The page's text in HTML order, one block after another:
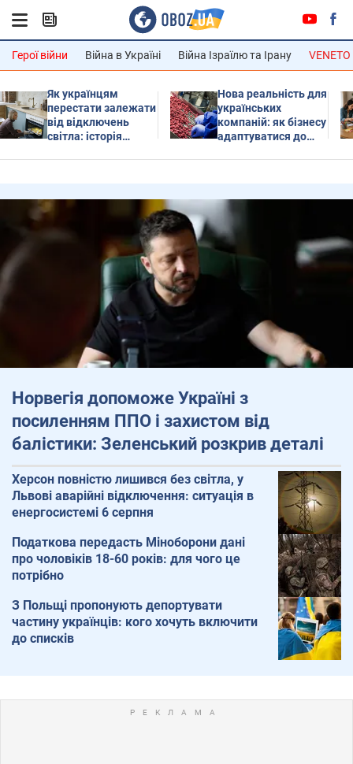
Герої війни Війна в Україні Війна Ізраїлю та Ірану VENETO
Як українцям
перестати залежати
від відключень
світла: історія
Нова реальність для
українських
компаній: як бізнесу
адаптуватися до
Норвегія допоможе Україні з
посиленням ППО і захистом від
балістики: Зеленський розкрив деталі
Херсон повністю лишився без світла, у
Львові аварійні відключення: ситуація в
енергосистемі 6 серпня
Податкова передасть Міноборони дані
про чоловіків 18-60 років: для чого це
потрібно
З Польщі пропонують депортувати
частину українців: кого хочуть включити
до списків